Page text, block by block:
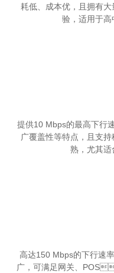
耗低、成本优，且拥
验，适用于高
提供10 Mbps的最高下行速率
广覆盖性等特点，且支持
熟，尤其适
高达150 Mbps的下行速
广，可满足网关、